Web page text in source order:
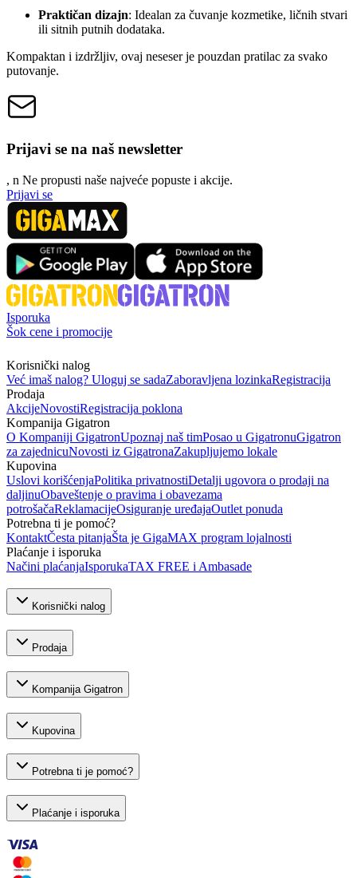
Praktičan dizajn: Idealan za čuvanje kozmetike, ličnih stvari
ili sitnih putnih dodataka.
Kompaktan i izdržljiv, ovaj neseser je pouzdan pratilac za svako
putovanje.
Prijavi se na naš newsletter
, n Ne propusti naše najveće popuste i akcije.
Prijavi se
Isporuka
Šok cene i promocije
Korisnički nalog
Već imaš nalog? Uloguj se sadaZaboravljena lozinkaRegistracija
Prodaja
AkcijeNovostiRegistracija poklona
Kompanija Gigatron
O Kompaniji GigatronUpoznaj naš timPosao u GigatronuGigatron
za zajednicuNovosti iz GigatronaZakupljujemo lokale
Kupovina
Uslovi korišćenjaPolitika privatnostiDetalji ugovora o prodaji na
daljinuObaveštenje o pravima i obavezama
potrošačaReklamacijeOsiguranje uređajaOutlet ponuda
Potrebna ti je pomoć?
KontaktČesta pitanjaŠta je GigaMAX program lojalnosti
Plaćanje i isporuka
Načini plaćanjaIsporukaTAX FREE i Ambasade
Korisnički nalog
Prodaja
Kompanija Gigatron
Kupovina
Potrebna ti je pomoć?
Plaćanje i isporuka